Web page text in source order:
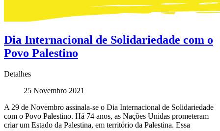
Dia Internacional de Solidariedade com o
Povo Palestino
Detalhes
25 Novembro 2021
A 29 de Novembro assinala-se o Dia Internacional de Solidariedade
com o Povo Palestino. Há 74 anos, as Nações Unidas prometeram
criar um Estado da Palestina, em território da Palestina. Essa